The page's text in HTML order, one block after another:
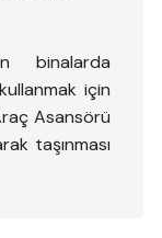
binalarda
için
Asansörü
taşınması